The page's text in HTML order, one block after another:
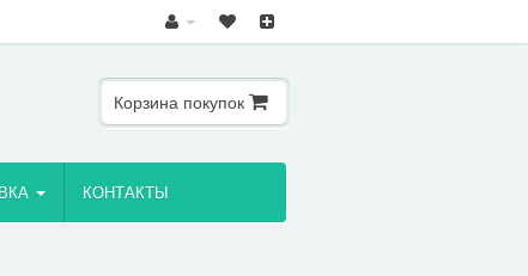
Корзина покупок
КОНТАКТЫ